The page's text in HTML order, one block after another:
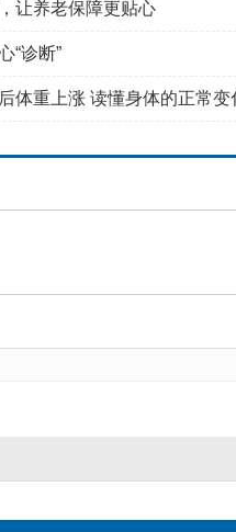
让养老保障更贴心
“诊断”
体重上涨 读懂身体的正常变